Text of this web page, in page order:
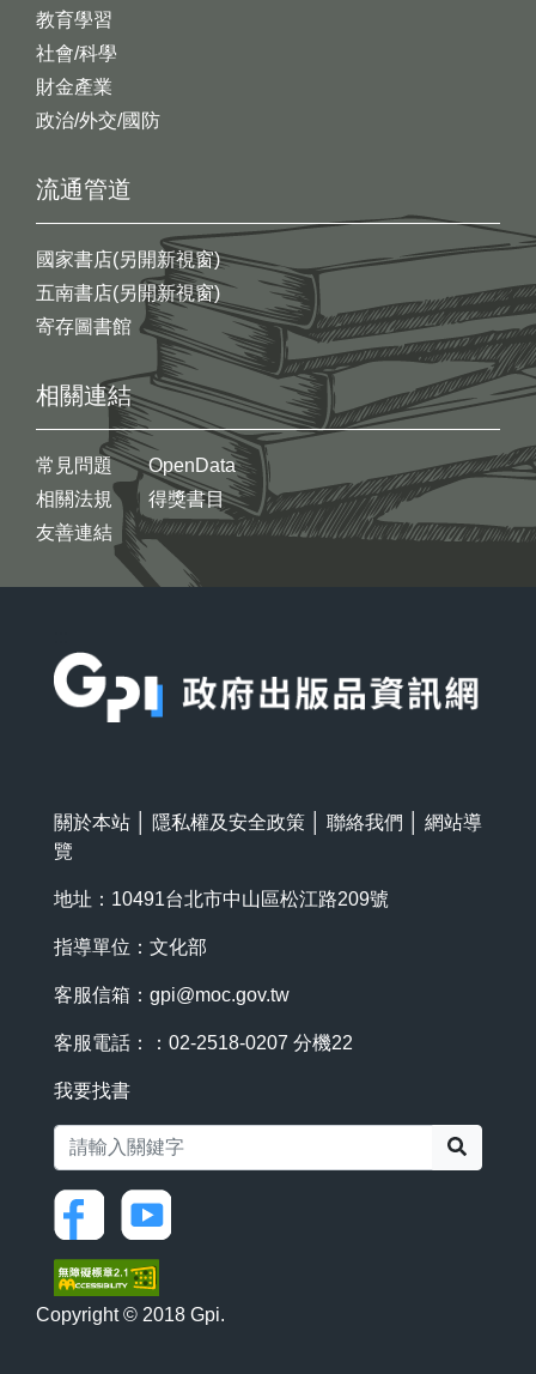
教育學習
社會/科學
財金產業
政治/外交/國防
流通管道
國家書店(另開新視窗)
五南書店(另開新視窗)
寄存圖書館
相關連結
常見問題
相關法規
友善連結
OpenData
得獎書目
關於本站 隱私權及安全政策 聯絡我們
網站導
覽
地址：10491台北市中山區松江路209號
指導單位：文化部
客服信箱： gpi@moc.gov.tw
客服電話：：02-2518-0207 分機22
我要找書
Copyright © 2018 Gpi.